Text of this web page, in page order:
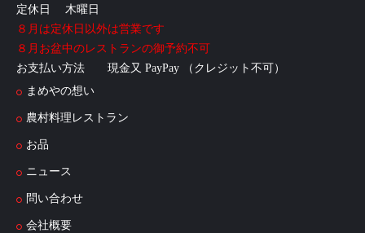
定休日 木曜日
８月は定休日以外は営業です
８月お盆中のレストランの御予約不可
お支払い方法 現金又 PayPay （クレジット不可）
まめやの想い
農村料理レストラン
お品
ニュース
問い合わせ
会社概要